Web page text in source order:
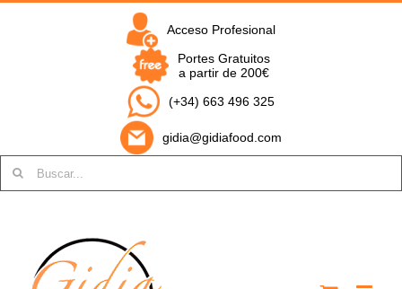
Saltar
Acceso Profesional
Portes Gratuitos
a partir de 200€
(+34) 663 496 325
gidia@gidiafood.com